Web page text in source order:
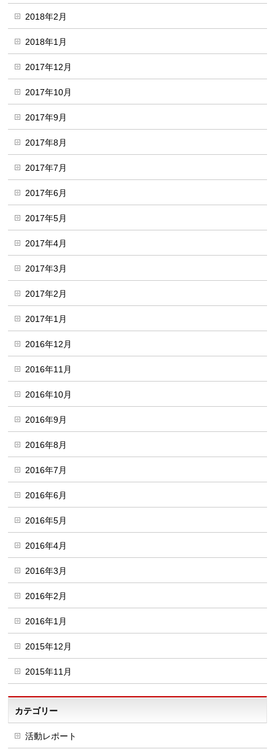
2018年2月
2018年1月
2017年12月
2017年10月
2017年9月
2017年8月
2017年7月
2017年6月
2017年5月
2017年4月
2017年3月
2017年2月
2017年1月
2016年12月
2016年11月
2016年10月
2016年9月
2016年8月
2016年7月
2016年6月
2016年5月
2016年4月
2016年3月
2016年2月
2016年1月
2015年12月
2015年11月
カテゴリー
活動レポート